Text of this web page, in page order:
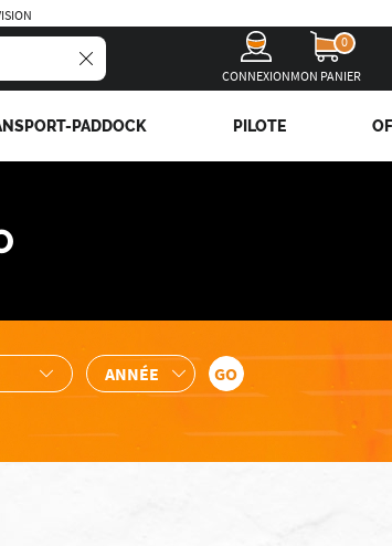
CONNEXION
0
MON PANIER
PADDOCK PILOTE